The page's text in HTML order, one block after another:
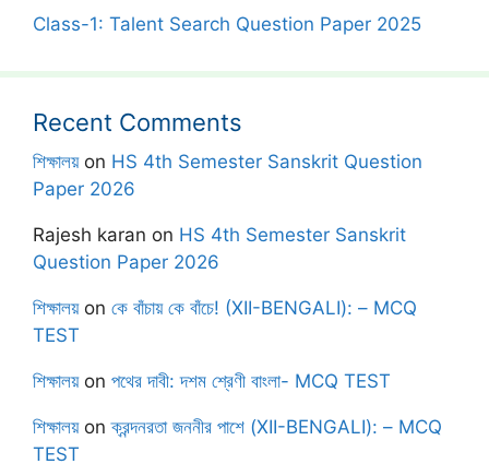
Class-1: Talent Search Question Paper 2025
Recent Comments
শিক্ষালয়on HS 4th Semester Sanskrit Question
Paper 2026
Rajesh karan on HS 4th Semester Sanskrit
Question Paper 2026
শিক্ষালয়on কে বাঁচায় কে বাঁচে! (XII-BENGALI): – MCQ
TEST
শিক্ষালয়on পথের দাবী: দশম শ্রেণী বাংলা- MCQ TEST
শিক্ষালয়onক্রন্দনরতা জননীর পাশে (XII-BENGALI): – MCQ
TEST